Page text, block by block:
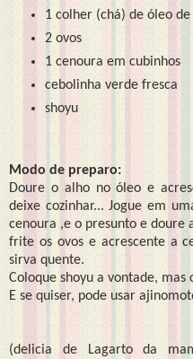
1 colher (chá) de óleo
2 ovos
1 cenoura em cubinhos
cebolinha verde fresca
shoyu
Modo de preparo:
Doure o alho no óleo e
deixe cozinhar... Jogue em
cenoura ,e o presunto e doure
frite os ovos e acrescente a
sirva quente.
Coloque shoyu a vontade,
E se quiser, pode usar
(delicia de Lagarto da